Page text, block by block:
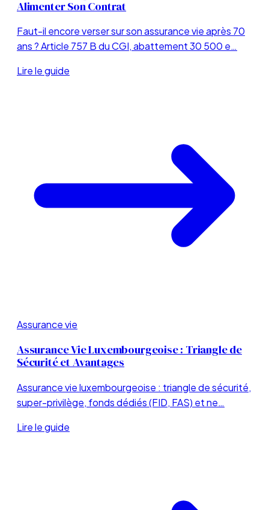
Alimenter Son Contrat
Faut-il encore verser sur son assurance vie après 70
ans ? Article 757 B du CGI, abattement 30 500 e…
Lire le guide
Assurance vie
Assurance Vie Luxembourgeoise : Triangle de
Sécurité et Avantages
Assurance vie luxembourgeoise : triangle de sécurité,
super-privilège, fonds dédiés (FID, FAS) et ne…
Lire le guide